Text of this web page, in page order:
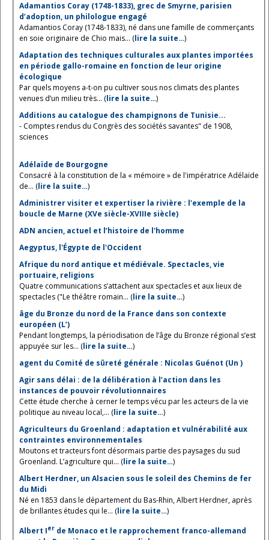
Adamantios Coray (1748-1833), grec de Smyrne, parisien
d’adoption, un philologue engagé
Adamantios Coray (1748-1833), né dans une famille de commerçants
en soie originaire de Chio mais... (lire la suite…)
Adaptation des techniques culturales aux plantes importées
en période gallo-romaine en fonction de leur origine
écologique
Par quels moyens a-t-on pu cultiver sous nos climats des plantes
venues d’un milieu très... (lire la suite…)
Additions au catalogue des champignons de Tunisie...
- Comptes rendus du Congrès des sociétés savantes" de 1908,
sciences
Adélaïde de Bourgogne
Consacré à la constitution de la « mémoire » de l'impératrice Adélaïde
de... (lire la suite…)
Administrer visiter et expertiser la rivière : l'exemple de la
boucle de Marne (XVe siècle-XVIIIe siècle)
ADN ancien, actuel et l’histoire de l'homme
Aegyptus, l'Égypte de l'Occident
Afrique du nord antique et médiévale. Spectacles, vie
portuaire, religions
Quatre communications s’attachent aux spectacles et aux lieux de
spectacles ("Le théâtre romain... (lire la suite…)
âge du Bronze du nord de la France dans son contexte
européen (L’)
Pendant longtemps, la périodisation de l’âge du Bronze régional s’est
appuyée sur les... (lire la suite…)
agent du Comité de sûreté générale : Nicolas Guénot (Un )
Agir sans délai : de la délibération à l’action dans les
instances de pouvoir révolutionnaires
Cette étude cherche à cerner le temps vécu par les acteurs de la vie
politique au niveau local,... (lire la suite…)
Agriculteurs du Groenland : adaptation et vulnérabilité aux
contraintes environnementales
Moutons et tracteurs font désormais partie des paysages du sud
Groenland. L’agriculture qui... (lire la suite…)
Albert Herdner, un Alsacien sous le soleil des Chemins de fer
du Midi
Né en 1853 dans le département du Bas-Rhin, Albert Herdner, après
de brillantes études qui le... (lire la suite…)
Albert Ier de Monaco et le rapprochement franco-allemand